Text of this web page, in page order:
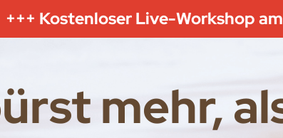
+++ Kostenloser Live-Workshop
mehr,